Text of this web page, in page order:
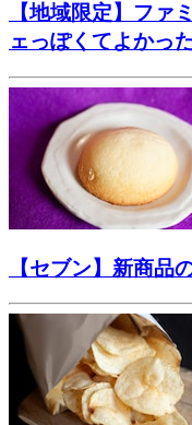
【地域限定】ファ
ェっぽくてよかっ
【セブン】新商品